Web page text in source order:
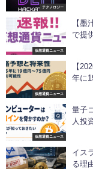
テクノロジー
仮想通貨ニュース
【墨
で提
仮想通貨ニュース
【
年に
仮想通貨ニュース
量子
人投
イス
る理